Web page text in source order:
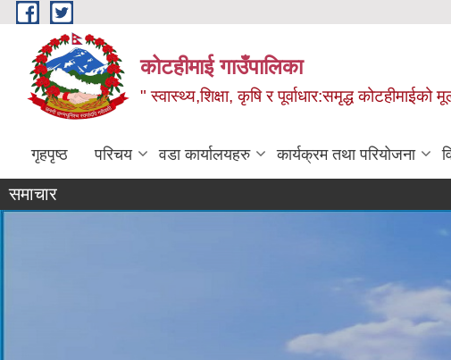
Skip to main content
कोटहीमाई गाउँपालिका
" स्वास्थ्य,शिक्षा, कृषि र पूर्वाधार:समृद्ध कोटहीमाईको
गृहपृष्ठ परिचय वडा कार्यालयहरु कार्यक्रम तथा परियोजना
समाचार